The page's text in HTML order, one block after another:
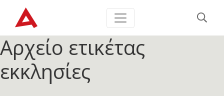
Αρχείο ετικέτας
εκκλησίες